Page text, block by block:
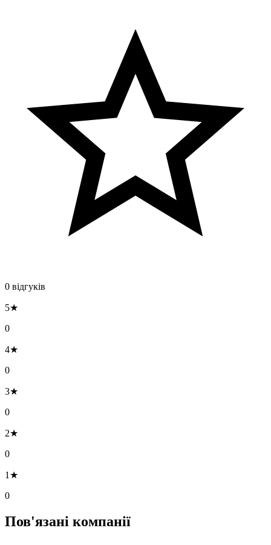
0 відгуків
5★
0
4★
0
3★
0
2★
0
1★
0
Пов'язані компанії